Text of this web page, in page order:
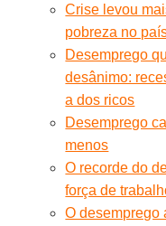
Crise levou
pobreza no
Desemprego
desânimo:
a dos ricos
Desemprego
menos
O recorde do
força de
O desemprego